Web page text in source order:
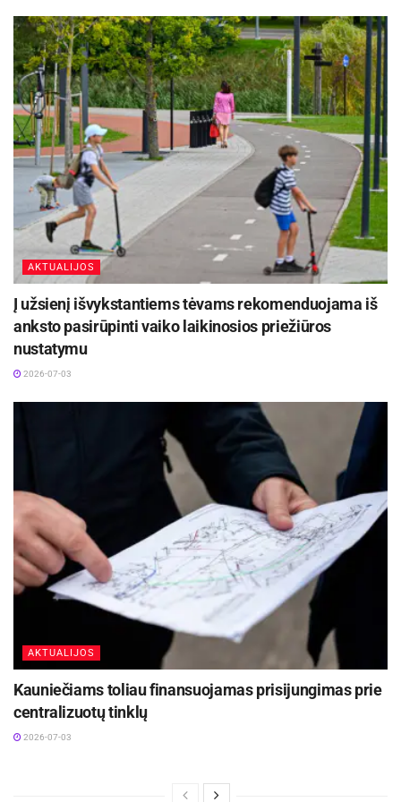
Panevėžio miesto savivaldybės inf.
AKTUALIJOS
Į užsienį išvykstantiems tėvams rekomenduojama iš
anksto pasirūpinti vaiko laikinosios priežiūros
nustatymu
2026-07-03
AKTUALIJOS
Kauniečiams toliau finansuojamas prisijungimas prie
centralizuotų tinklų
2026-07-03